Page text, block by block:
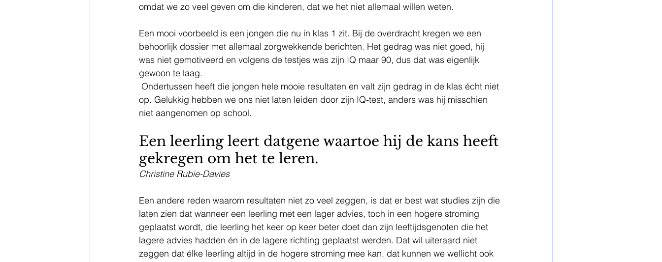
omdat we zo veel geven om die kinderen, dat we het niet allemaal willen weten.
Een mooi voorbeeld is een jongen die nu in klas 1 zit. Bij de overdracht kregen we een
behoorlijk dossier met allemaal zorgwekkende berichten. Het gedrag was niet goed, hij
was niet gemotiveerd en volgens de testjes was zijn IQ maar 90, dus dat was eigenlijk
gewoon te laag.
op. Gelukkig hebben we ons niet laten leiden door zijn IQ-test, anders was hij misschien
niet aangenomen op school.
Een leerling leert datgene waartoe hij de kans heeft
gekregen om het te leren.
Christine Rubie-Davies
Een andere reden waarom resultaten niet zo veel zeggen, is dat er best wat studies zijn die
laten zien dat wanneer een leerling met een lager advies, toch in een hogere stroming
geplaatst wordt, die leerling het keer op keer beter doet dan zijn leeftijdsgenoten die het
lagere advies hadden én in de lagere richting geplaatst werden. Dat wil uiteraard niet
zeggen dat élke leerling altijd in de hogere stroming mee kan, dat kunnen we wellicht ook